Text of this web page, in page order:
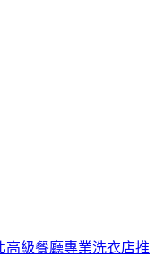
高級餐廳專業洗衣店推